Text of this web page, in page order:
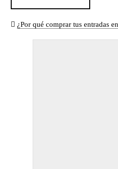
¿Por qué comprar tus entradas